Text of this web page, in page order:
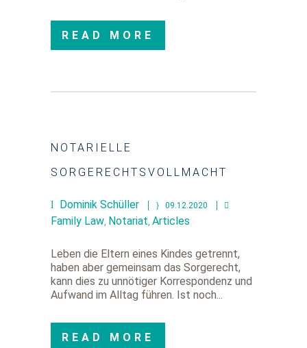
READ MORE
NOTARIELLE
SORGERECHTSVOLLMACHT
Dominik Schüller 09.12.2020
Family Law, Notariat, Articles
Leben die Eltern eines Kindes getrennt,
haben aber gemeinsam das Sorgerecht,
kann dies zu unnötiger Korrespondenz und
Aufwand im Alltag führen. Ist noch...
READ MORE